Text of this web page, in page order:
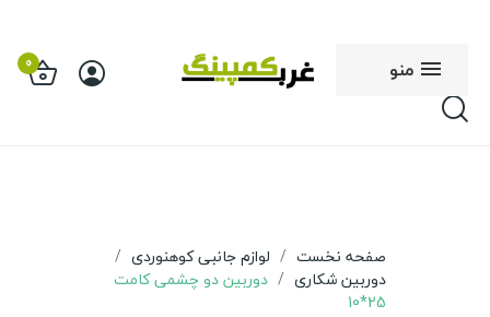
منو 0
صفحه نخست
لوازم جانبی کوهنوردی
دوربین شکاری
دوربین دو چشمی کامت
25*10